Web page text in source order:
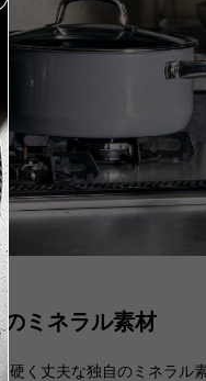
）
手数料】
額に応じて手数料が異なりま
）
ムめっき・ニッケルめっき
ろう用鋼板
ンレス鋼
ラス
テンレス鋼
使用:可
用:本体のみ可
のミネラル素材
硬く丈夫な独自のミネラル